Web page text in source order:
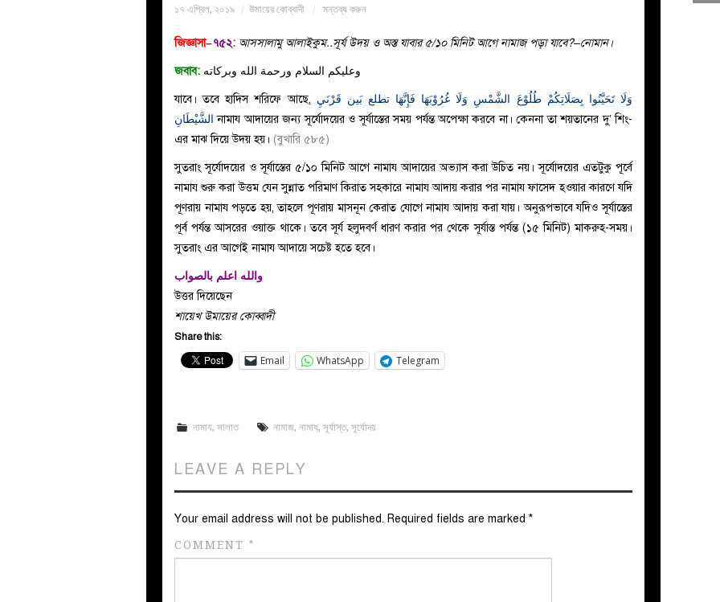
১৭ এপ্রিল, ২০১৯ উমায়ের কোব্বাদী মন্তব্য করুন
জিজ্ঞাসা–৭৫২: আসসালামু আলাইকুম..সূর্য উদয় ও অস্ত যাবার ৫/১০ মিনিট আগে নামাজ পড়া যাবে?–নোমান।
জবাব: وعليكم السلام ورحمة الله وبركاته
যাবে। তবে হাদিস শরিফে আছে, وَلَا تَحَيَّنُوا بِصَلَاتِكُمْ طُلُوْعَ الشَّمْسِ وَلَا غُرُوْبَهَا فَإِنَّهَا تطلع بَين قَرْنَيِ
الشَّيْطَانِ নামায আদায়ের জন্য সূর্যোদয়ের ও সূর্যাস্তের সময় পর্যন্ত অপেক্ষা করবে না। কেননা তা শয়তানের দু’ শিং-
এর মাঝ দিয়ে উদয় হয়। (বুখারি ৫৮৫)
সুতরাং সূর্যোদয়ের ও সূর্যাস্তের ৫/১০ মিনিট আগে নামায আদায়ের অভ্যাস করা উচিত নয়। সূর্যোদয়ের এতটুকু পূর্বে
নামায শুরু করা উত্তম যেন সুন্নাত পরিমাণ কিরাত সহকারে নামায আদায় করার পর নামায ফাসেদ হওয়ার কারণে যদি
পূণরায় নামায পড়তে হয়, তাহলে পূণরায় মাসনূন কেরাত যোগে নামায আদায় করা যায়। অনুরূপভাবে যদিও সূর্যাস্তের
পূর্ব পর্যন্ত আসরের ওয়াক্ত থাকে। তবে সূর্য হলুদবর্ণ ধারণ করার পর থেকে সূর্যাস্ত পর্যন্ত (১৫ মিনিট) মাকরুহ-সময়।
সুতরাং এর আগেই নামায আদায়ে সচেষ্ট হতে হবে।
والله اعلم بالصواب
উত্তর দিয়েছেন
শায়েখ উমায়ের কোব্বাদী
Share this:
Email WhatsApp Telegram
নামায,সালাত নামাজ,নামায,সূর্যাস্ত,সূর্যোদয়
LEAVE A REPLY
Your email address will not be published. Required fields are marked *
COMMENT *